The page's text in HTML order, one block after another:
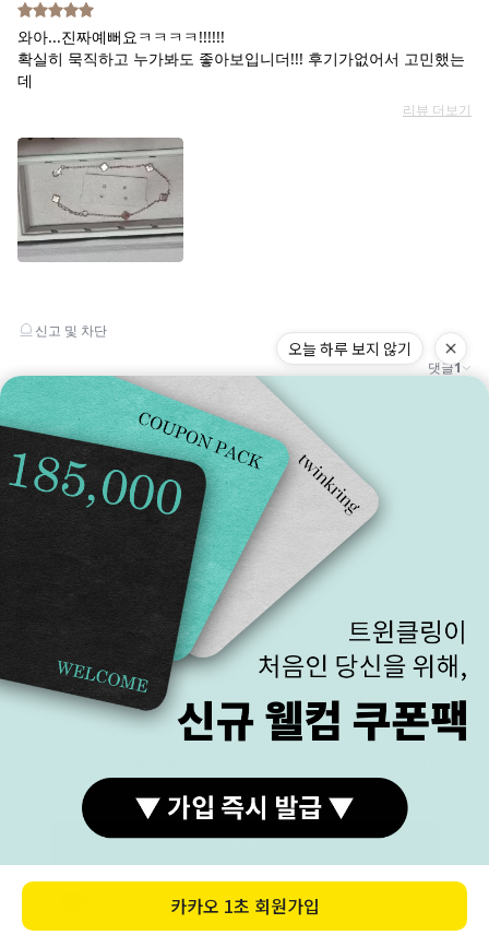
구매하기
구매전 체크 포인트
주문 제작 기간은 주말 및 공휴일 제외 5~15일 소요 (제품
별 상이)
꼭 필요한 날짜가 있으신 분은 구매 전 문의주세요
· 발송 후 휴일 제외 1~2일 소요 (택배사 : 우체국)
· 매장 방문 수령 가능, 퀵서비스 가능 (고객센터로 신청)
· 영업일 오후 3시 전 결제는 당일 제작, 이후 결제는 익일
맞춰보겠습니다.
교환 / 반품
· 상품 수령 후 7일 이내 반품 및 교환 가능
· 상품의 하자가 있는 경우 반품 및 교환 가능
· 결제 완료 후 주문 취소는 영업일 기준 오후 3시 전까지
만 가능
오늘 하루 보지 않기